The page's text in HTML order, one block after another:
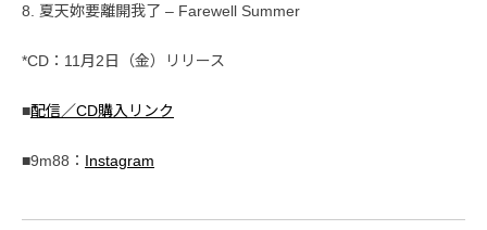
8. 夏天妳要離開我了 – Farewell Summer
*CD：11月2日（金）リリース
■配信／CD購入リンク
■9m88： Instagram